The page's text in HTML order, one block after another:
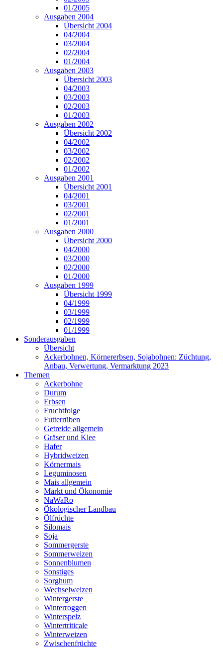
01/2005
Ausgaben 2004
Übersicht 2004
04/2004
03/2004
02/2004
01/2004
Ausgaben 2003
Übersicht 2003
04/2003
03/2003
02/2003
01/2003
Ausgaben 2002
Übersicht 2002
04/2002
03/2002
02/2002
01/2002
Ausgaben 2001
Übersicht 2001
04/2001
03/2001
02/2001
01/2001
Ausgaben 2000
Übersicht 2000
04/2000
03/2000
02/2000
01/2000
Ausgaben 1999
Übersicht 1999
04/1999
03/1999
02/1999
01/1999
Sonderausgaben
Übersicht
Ackerbohnen, Körnererbsen, Sojabohnen: Züchtung,
Anbau, Verwertung, Vermarktung 2023
Themen
Ackerbohne
Durum
Erbsen
Fruchtfolge
Futterrüben
Getreide allgemein
Gräser und Klee
Hafer
Hybridweizen
Körnermais
Leguminosen
Mais allgemein
Markt und Ökonomie
NaWaRo
Ökologischer Landbau
Ölfrüchte
Silomais
Soja
Sommergerste
Sommerweizen
Sonnenblumen
Sonstiges
Sorghum
Wechselweizen
Wintergerste
Winterroggen
Winterspelz
Wintertriticale
Winterweizen
Zwischenfrüchte